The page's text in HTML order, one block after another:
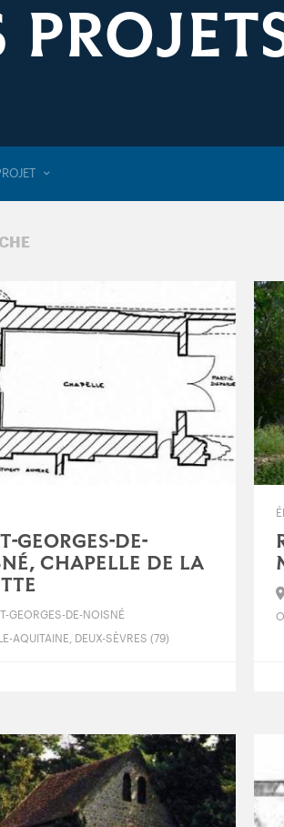
GEORGES-DE-
CHAPELLE DE LA
GEORGES-DE-NOISNÉ
AQUITAINE, DEUX-SÈVRES (79)